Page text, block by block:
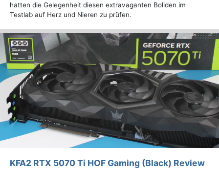
hatten die Gelegenheit diesen extravaganten Boliden im
Testlab auf Herz und Nieren zu prüfen.
KFA2 RTX 5070 Ti HOF Gaming (Black) Review